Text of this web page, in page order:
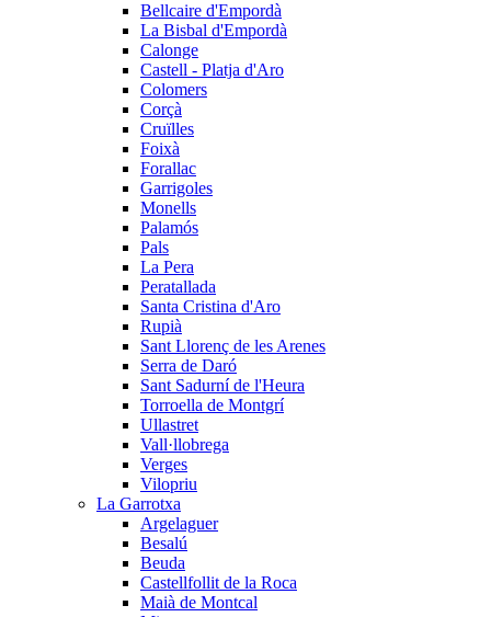
Bellcaire d'Empordà
La Bisbal d'Empordà
Calonge
Castell - Platja d'Aro
Colomers
Corçà
Cruïlles
Foixà
Forallac
Garrigoles
Monells
Palamós
Pals
La Pera
Peratallada
Santa Cristina d'Aro
Rupià
Sant Llorenç de les Arenes
Serra de Daró
Sant Sadurní de l'Heura
Torroella de Montgrí
Ullastret
Vall·llobrega
Verges
Vilopriu
La Garrotxa
Argelaguer
Besalú
Beuda
Castellfollit de la Roca
Maià de Montcal